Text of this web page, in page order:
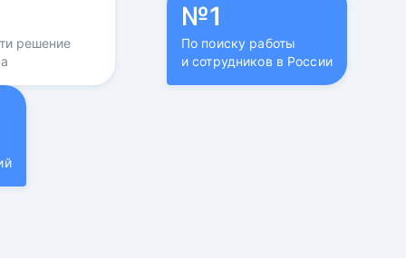
решение
№1
По поиску работы
и сотрудников в России